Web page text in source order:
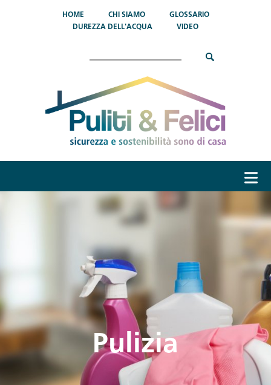
HOME CHI SIAMO
GLOSSARIO
DUREZZA DELL'ACQUA
VIDEO
menu
Pulizia